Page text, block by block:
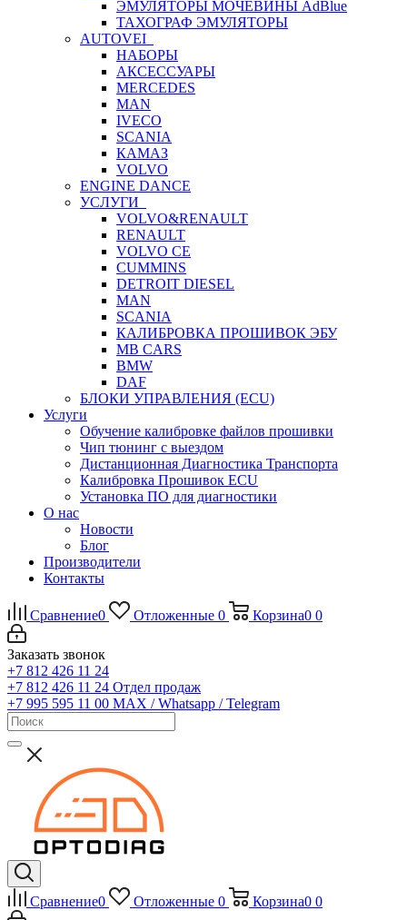
ЭМУЛЯТОРЫ МОЧЕВИНЫ АdBlue
ТАХОГРАФ ЭМУЛЯТОРЫ
AUTOVEI
НАБОРЫ
АКСЕССУАРЫ
MERCEDES
MAN
IVECO
SCANIA
КАМАЗ
VOLVO
ENGINE DANCE
УСЛУГИ
VOLVO&RENAULT
RENAULT
VOLVO CE
CUMMINS
DETROIT DIESEL
MAN
SCANIA
КАЛИБРОВКА ПРОШИВОК ЭБУ
MB CARS
BMW
DAF
БЛОКИ УПРАВЛЕНИЯ (ECU)
Услуги
Обучение калибровке файлов прошивки
Чип тюнинг с выездом
Дистанционная Диагностика Транспорта
Калибровка Прошивок ECU
Установка ПО для диагностики
О нас
Новости
Блог
Производители
Контакты
Сравнение0 Отложенные 0 Корзина0 0
Заказать звонок
+7 812 426 11 24
+7 812 426 11 24 Отдел продаж
+7 995 595 11 00 MAX / Whatsapp / Telegram
Сравнение0 Отложенные 0 Корзина0 0